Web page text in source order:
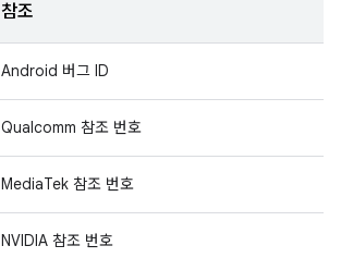
참조
Android 버그 ID
Qualcomm 참조 번호
MediaTek 참조 번호
NVIDIA 참조 번호